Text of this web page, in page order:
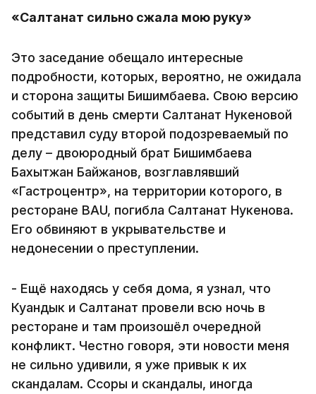
«Салтанат сильно сжала мою руку»
Это заседание обещало интересные
подробности, которых, вероятно, не ожидала
и сторона защиты Бишимбаева. Свою версию
событий в день смерти Салтанат Нукеновой
представил суду второй подозреваемый по
делу – двоюродный брат Бишимбаева
Бахытжан Байжанов, возглавлявший
«Гастроцентр», на территории которого, в
ресторане ВАU, погибла Салтанат Нукенова.
Его обвиняют в укрывательстве и
недонесении о преступлении.
- Ещё находясь у себя дома, я узнал, что
Куандык и Салтанат провели всю ночь в
ресторане и там произошёл очередной
конфликт. Честно говоря, эти новости меня
не сильно удивили, я уже привык к их
скандалам. Ссоры и скандалы, иногда